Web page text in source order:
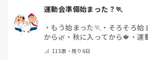
運動会準備始まった？🏃
・ もう始まった🏃 ・ そろそろ始
から🌿 ・ 秋に入ってから🍁 ・運
115票・残り6日